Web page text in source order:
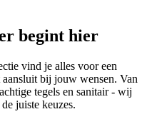
begint hier
vind je alles voor een
bij jouw wensen. Van
tegels en sanitair - wij
juiste keuzes.